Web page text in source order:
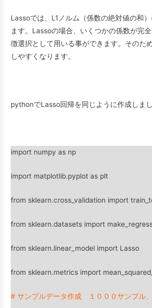
Lassoでは、L1ノルム（係数の絶対値の和
ます。Lassoの場合、いくつかの係数が完
徴選択として用いる事ができます。そのた
しやすくなります。
pythonでLasso回帰を同じように作成しまし
import numpy as np
import matplotlib.pyplot as plt
from sklearn.cross_validation import
from sklearn.datasets import
from sklearn.linear_model import Lasso
from sklearn.metrics import
# サンプルデータ作成 １０００サンプル